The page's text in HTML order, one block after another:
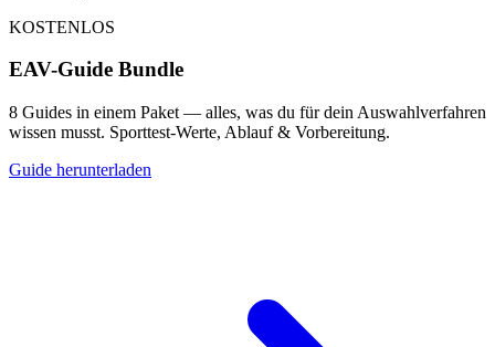
KOSTENLOS
EAV-Guide Bundle
8 Guides in einem Paket — alles, was du für dein Auswahlverfahren
wissen musst. Sporttest-Werte, Ablauf & Vorbereitung.
Guide herunterladen